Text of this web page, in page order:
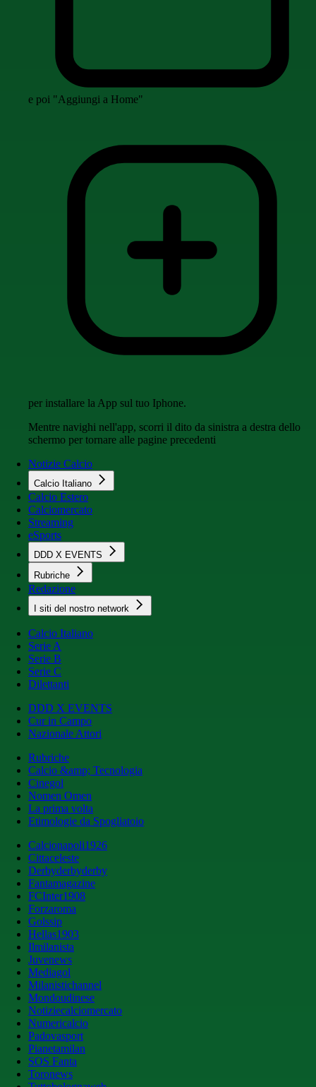
e poi "Aggiungi a Home"
per installare la App sul tuo Iphone.
Mentre navighi nell'app, scorri il dito da sinistra a destra dello
schermo per tornare alle pagine precedenti
Notizie Calcio
Calcio Italiano
Calcio Estero
Calciomercato
Streaming
eSports
DDD X EVENTS
Rubriche
Redazione
I siti del nostro network
Calcio Italiano
Serie A
Serie B
Serie C
Dilettanti
DDD X EVENTS
Cur in Campo
Nazionale Attori
Rubriche
Calcio &amp; Tecnologia
Cinegol
Nomen Omen
La prima volta
Etimologie da Spogliatoio
Calcionapoli1926
Cittaceleste
Derbyderbyderby
Fantamagazine
FCInter1908
Forzaroma
Golssip
Hellas1903
Ilmilanista
Juvenews
Mediagol
Milanistichannel
Mondoudinese
Notiziecalciomercato
Numericalcio
Padovasport
Pianetamilan
SOS Fanta
Toronews